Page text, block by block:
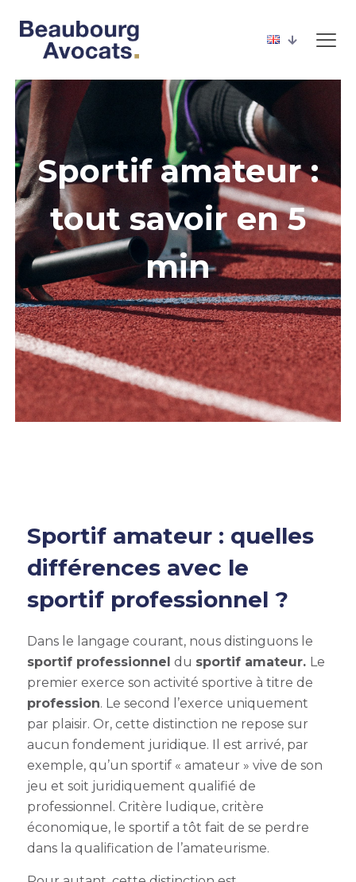
Sportif amateur :
tout savoir en 5
min
Sportif amateur : quelles
différences avec le
sportif professionnel ?
Dans le langage courant, nous distinguons le
sportif professionnel du sportif amateur. Le
premier exerce son activité sportive à titre de
profession. Le second l’exerce uniquement
par plaisir. Or, cette distinction ne repose sur
aucun fondement juridique. Il est arrivé, par
exemple, qu’un sportif « amateur » vive de son
jeu et soit juridiquement qualifié de
professionnel. Critère ludique, critère
économique, le sportif a tôt fait de se perdre
dans la qualification de l’amateurisme.